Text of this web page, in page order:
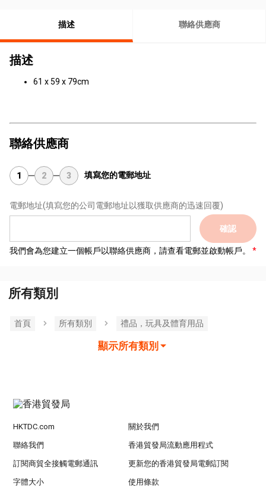
描述 聯絡供應商
描述
61 x 59 x 79cm
聯絡供應商
1 2 3 填寫您的電郵地址
電郵地址(填寫您的公司電郵地址以獲取供應商的迅速回覆)
確認
我們會為您建立一個帳戶以聯絡供應商，請查看電郵並啟動帳戶。
所有類別
首頁 所有類別 禮品，玩具及體育用品
顯示所有類別
HKTDC.com 關於我們
聯絡我們 香港貿發局流動應用程式
訂閱商貿全接觸電郵通訊 更新您的香港貿發局電郵訂閱
字體大小 使用條款